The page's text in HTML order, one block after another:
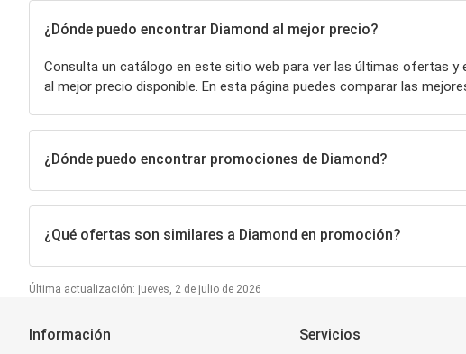
¿Dónde puedo encontrar Diamond al mejor precio?
Consulta un catálogo en este sitio web para ver las últimas ofertas y
al mejor precio disponible. En esta página puedes comparar las
¿Dónde puedo encontrar promociones de Diamond?
¿Qué ofertas son similares a Diamond en promoción?
Última actualización: jueves, 2 de julio de 2026
Información Servicios